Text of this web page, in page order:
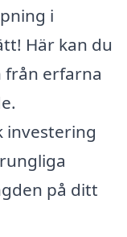
i
Här kan du
från erfarna
investering
på ditt